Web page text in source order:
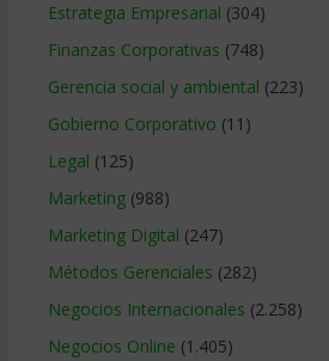
Estrategia Empresarial (304)
Finanzas Corporativas (748)
Gerencia social y ambiental (223)
Gobierno Corporativo (11)
Legal (125)
Marketing(988)
Marketing Digital (247)
Métodos Gerenciales (282)
Negocios Internacionales (2.258)
Negocios Online (1.405)